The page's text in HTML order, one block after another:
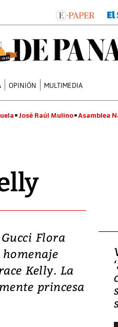
OPINIÓN MULTIMEDIA
José Raúl Mulino Asamblea
Flora
Kelly. La
princesa
Terremoto
y graves
Kumamoto